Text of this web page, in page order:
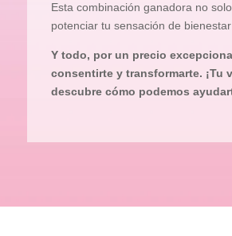
Esta combinación ganadora no
potenciar tu sensación de bienestar
Y todo, por un precio
consentirte y transformarte. ¡Tu
descubre cómo podemos